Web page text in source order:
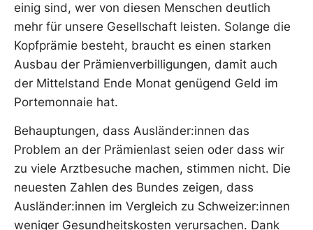
einig sind, wer von diesen Menschen deutlich
mehr für unsere Gesellschaft leisten. Solange die
Kopfprämie besteht, braucht es einen starken
Ausbau der Prämienverbilligungen, damit auch
der Mittelstand Ende Monat genügend Geld im
Portemonnaie hat.
Behauptungen, dass Ausländer:innen das
Problem an der Prämienlast seien oder dass wir
zu viele Arztbesuche machen, stimmen nicht. Die
neuesten Zahlen des Bundes zeigen, dass
Ausländer:innen im Vergleich zu Schweizer:innen
weniger Gesundheitskosten verursachen. Dank